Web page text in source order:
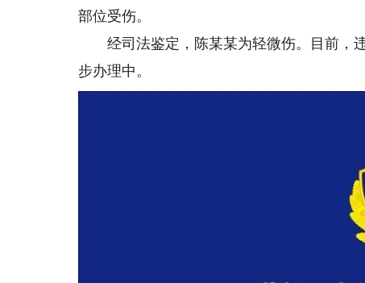
部位受伤。
经司法鉴定，陈某某为轻微伤。目前，
步办理中。